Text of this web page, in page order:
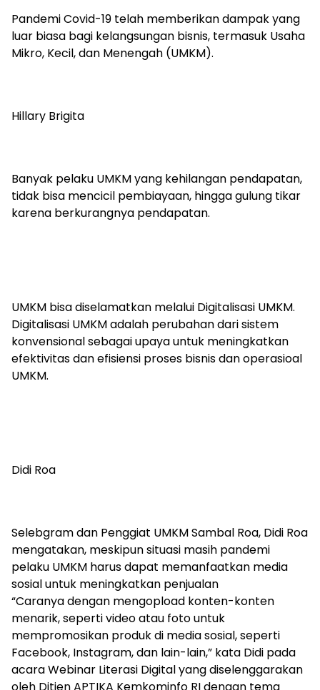
Pandemi Covid-19 telah memberikan dampak yang
luar biasa bagi kelangsungan bisnis, termasuk Usaha
Mikro, Kecil, dan Menengah (UMKM).
Hillary Brigita
Banyak pelaku UMKM yang kehilangan pendapatan,
tidak bisa mencicil pembiayaan, hingga gulung tikar
karena berkurangnya pendapatan.
UMKM bisa diselamatkan melalui Digitalisasi UMKM.
Digitalisasi UMKM adalah perubahan dari sistem
konvensional sebagai upaya untuk meningkatkan
efektivitas dan efisiensi proses bisnis dan operasioal
UMKM.
Didi Roa
Selebgram dan Penggiat UMKM Sambal Roa, Didi Roa
mengatakan, meskipun situasi masih pandemi
pelaku UMKM harus dapat memanfaatkan media
sosial untuk meningkatkan penjualan
“Caranya dengan mengopload konten-konten
menarik, seperti video atau foto untuk
mempromosikan produk di media sosial, seperti
Facebook, Instagram, dan lain-lain,” kata Didi pada
acara Webinar Literasi Digital yang diselenggarakan